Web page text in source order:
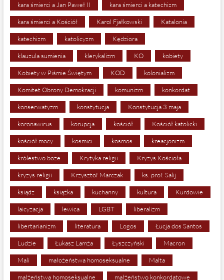
kara śmierci a Jan Paweł II kara śmierci a katechizm
kara śmierci a Kościół Karol Fjałkowski Katalonia
katechizm katolicyzm Kędziora
klauzula sumienia klerykalizm KO kobiety
Kobiety w Piśmie Świętym KOD kolonializm
Komitet Obrony Demokracji komunizm konkordat
konserwatyzm konstytucja Konstytucja 3 maja
koronawirus korupcja kościół Kościół katolicki
kościół mocy kosmici kosmos kreacjonizm
królestwo boze Krytyka religii Kryzys Kościoła
kryzys religii Krzysztof Marczak ks. prof. Salij
ksiądz książka kuchanny kultura Kurdowie
laicyzacja lewica LGBT liberalizm
libertarianizm literatura Logos Łucja dos Santos
Ludzie Łukasz Lamża Łyszczyński Macron
Mali małożeństwa homoseksualne Malta
małżeństwa homoseksualne małżeństwo konkordatowe